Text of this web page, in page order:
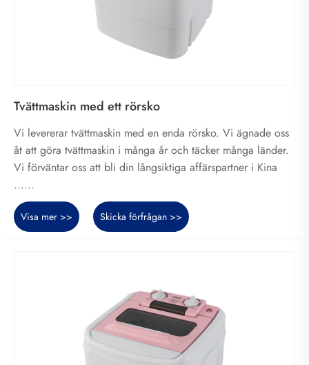
Tvättmaskin med ett rörsko
Vi levererar tvättmaskin med en enda rörsko. Vi ägnade oss
åt att göra tvättmaskin i många år och täcker många länder.
Vi förväntar oss att bli din långsiktiga affärspartner i Kina
......
Visa mer >> Skicka förfrågan >>